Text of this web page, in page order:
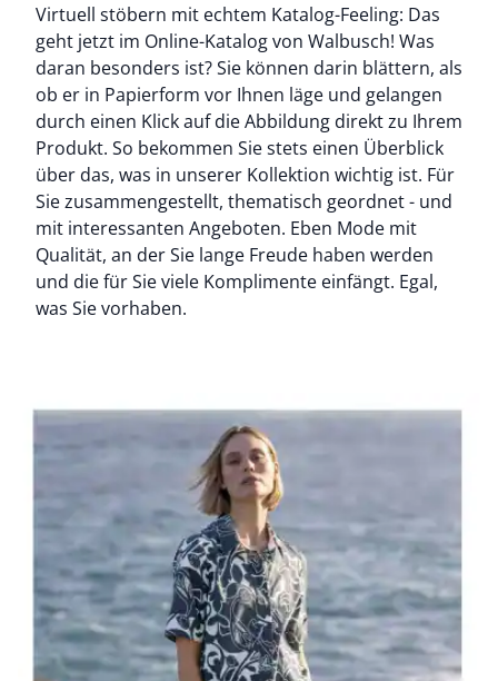
Virtuell stöbern mit echtem Katalog-Feeling: Das
geht jetzt im Online-Katalog von Walbusch! Was
daran besonders ist? Sie können darin blättern, als
ob er in Papierform vor Ihnen läge und gelangen
durch einen Klick auf die Abbildung direkt zu Ihrem
Produkt. So bekommen Sie stets einen Überblick
über das, was in unserer Kollektion wichtig ist. Für
Sie zusammengestellt, thematisch geordnet - und
mit interessanten Angeboten. Eben Mode mit
Qualität, an der Sie lange Freude haben werden
und die für Sie viele Komplimente einfängt. Egal,
was Sie vorhaben.